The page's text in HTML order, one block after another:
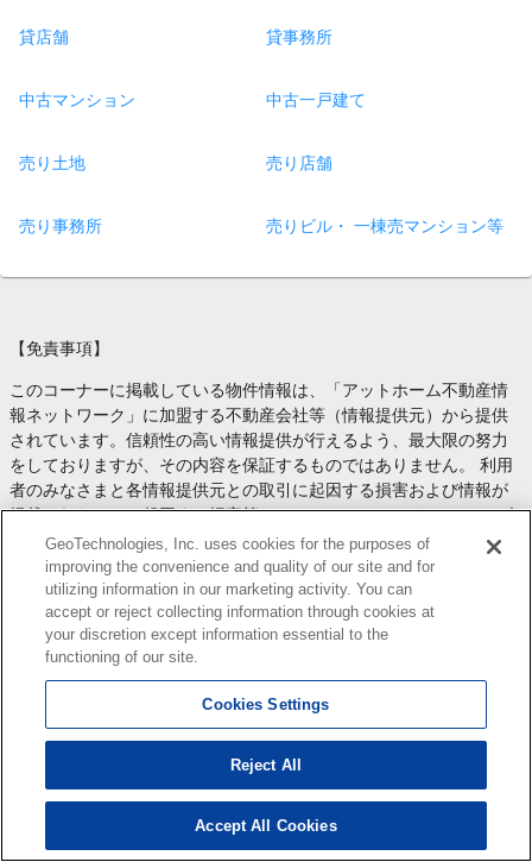
貸店舗 貸事務所
中古マンション 中古一戸建て
売り土地 売り店舗
売り事務所 売りビル・ 一棟売マンション等
【免責事項】
このコーナーに掲載している物件情報は、「アットホーム不動産情
報ネットワーク」に加盟する不動産会社等（情報提供元）から提供
されています。信頼性の高い情報提供が行えるよう、最大限の努力
をしておりますが、その内容を保証するものではありません。 利用
者のみなさまと各情報提供元との取引に起因する損害および情報が
掲載されたことに起因する損害等については、 ジオテクノロジーズ
株式会社、およびアットホームは一切責任を負いません。
各物件情報の内容や画像等はすべて現況を優先させていただきま
お取引等（お取引の準備、資金調達等を含みます）の際には、内容
や契約条件等について、 各情報提供元より十分な説明を受け、ご自
身でご確認の上、判断してください。
ョン等についての不動産会社様のお問合せは
します。
はアットホーム（株）またはその情報提供者に帰属します。
検索結果を見る
GeoTechnologies, Inc. uses cookies for the purposes of
improving the convenience and quality of our site and for
utilizing information in our marketing activity. You can
accept or reject collecting information through cookies at
your discretion except information essential to the
functioning of our site.
Cookies Settings
Reject All
Accept All Cookies